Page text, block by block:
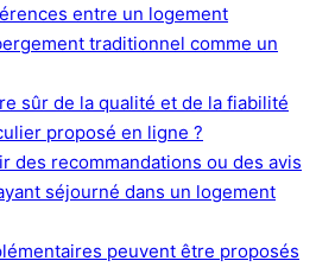
entre un logement
traditionnel comme un
sûr de la qualité et de la fiabilité
proposé en ligne ?
des recommandations ou des avis
séjourné dans un logement
peuvent être proposés